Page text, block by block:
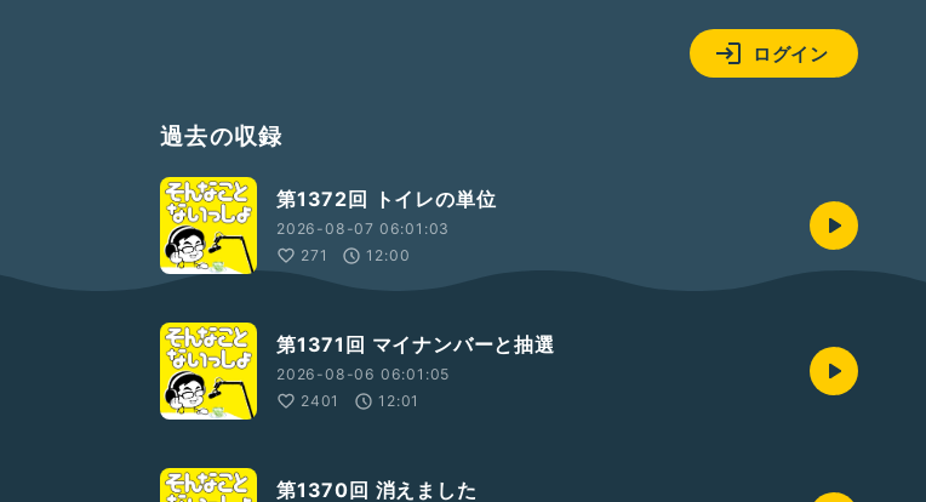
ログイン
過去の収録
第1372回 トイレの単位
2026-08-07 06:01:03
271
12:00
第1371回 マイナンバーと抽選
2026-08-06 06:01:05
2401
12:01
第1370回 消えました